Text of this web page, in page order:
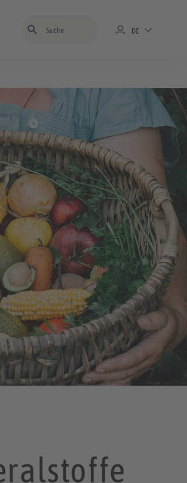
DE